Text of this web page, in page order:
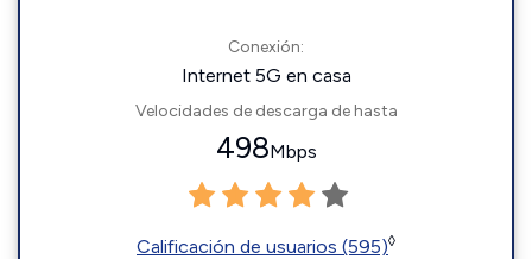
Conexión:
Internet 5G en casa
Velocidades de descarga de hasta
498Mbps
Calificación de usuarios (595)◊